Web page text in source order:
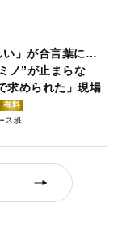
い」が合言葉に…
ノ”が止まらな
められた」現場
有料
ス班